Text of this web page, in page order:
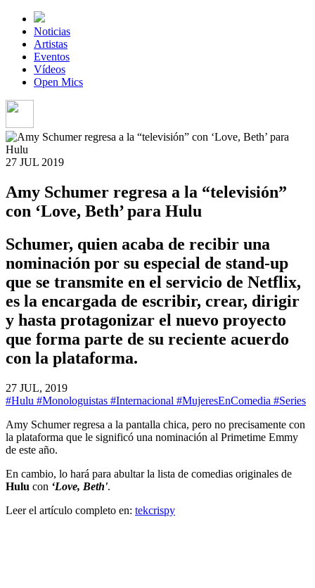
Noticias
Artistas
Eventos
Vídeos
Open Mics
27 JUL 2019
Amy Schumer regresa a la “televisión”
con ‘Love, Beth’ para Hulu
Schumer, quien acaba de recibir una
nominación por su especial de stand-up
que se transmite en el servicio de Netflix,
es la encargada de escribir, crear, dirigir
y hasta protagonizar el nuevo proyecto
que forma parte de su reciente acuerdo
con la plataforma.
27 JUL, 2019
#Hulu #Monologuistas #Internacional #MujeresEnComedia #Series
Amy Schumer regresa a la pantalla chica, pero no precisamente con
la plataforma que le significó una nominación al Primetime Emmy
de este año.
En cambio, lo hará para abultar la lista de comedias originales de
Hulu con ‘Love, Beth'.
Leer el artículo completo en: tekcrispy